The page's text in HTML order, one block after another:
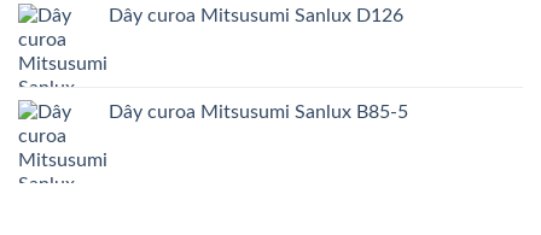
Dây curoa Mitsusumi Sanlux D126
Dây curoa Mitsusumi Sanlux B85-5